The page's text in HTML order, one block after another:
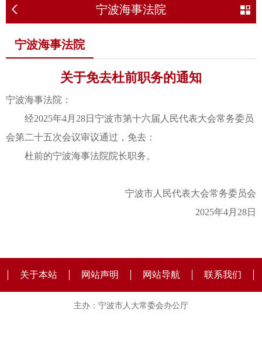
宁波海事法院
宁波海事法院
关于免去杜前职务的通知
宁波海事法院：
经2025年4月28日宁波市第十六届人民代表大会常务委员
会第二十五次会议审议通过，免去：
杜前的宁波海事法院院长职务。
宁波市人民代表大会常务委员会
2025年4月28日
关于本站 网站声明 网站导航 联系我们
主办：宁波市人大常委会办公厅